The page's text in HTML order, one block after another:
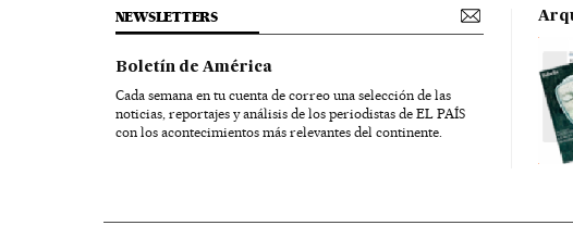
NEWSLETTERS
Boletín de América
Cada semana en tu cuenta de correo una selección de las
noticias, reportajes y análisis de los periodistas de EL PAÍS
con los acontecimientos más relevantes del continente.